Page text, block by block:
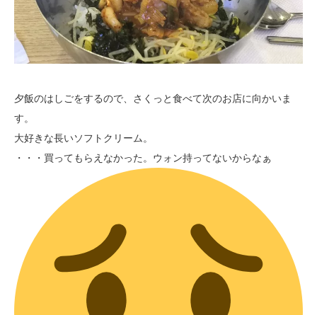
夕飯のはしごをするので、さくっと食べて次のお店に向かいま
す。
大好きな長いソフトクリーム。
・・・買ってもらえなかった。ウォン持ってないからなぁ